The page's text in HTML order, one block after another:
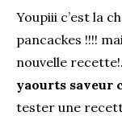
Youpiii c’est la
pancackes !!!!
nouvelle
yaourts saveur
tester une